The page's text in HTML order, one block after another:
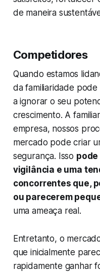
de maneira
Competidores
Quando estamos
da familiaridade
a ignorar o seu
crescimento. A
empresa, nossos
mercado pode criar
segurança. Isso
vigilância e uma
concorrentes que,
ou parecerem
uma ameaça real.
Entretanto, o
que inicialmente
rapidamente ganhar